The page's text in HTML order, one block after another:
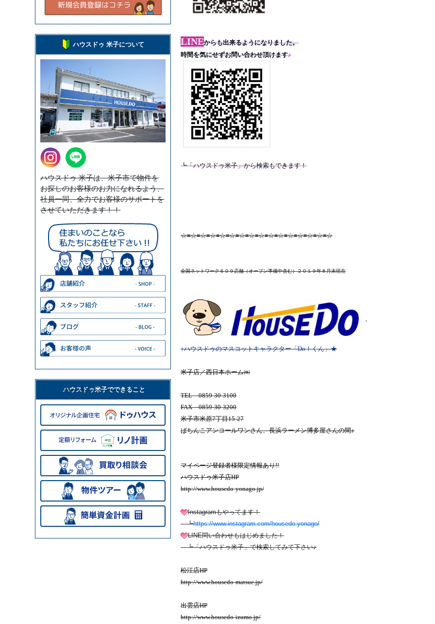
LINEからも出来るようになりました。
時間を気にせずお問い合わせ頂けます♪
┗「ハウスドゥ米子」から検索もできます！
☆≡☆≡☆≡☆≡☆≡☆≡☆≡☆≡☆≡☆≡☆≡☆≡☆≡☆≡☆≡☆
全国ネットワーク６０９店舗（オープン準備中含む）２０１９年８月末現在
↑ハウスドゥのマスコットキャラクター「Do！くん」★
米子店／西日本ホーム㈱
TEL 0859-30-3100
FAX 0859-30-3200
米子市米原7丁目15-27
ぱちんこアンコールワンさん、長浜ラーメン博多屋さんの間♪
マイページ登録者様限定情報あり!!
ハウスドゥ米子店HP
http://www.housedo-yonago.jp/
Instagramもやってます！
┗https://www.instagram.com/housedo.yonago/
LINE問い合わせもはじめました！
┗「ハウスドゥ米子」で検索してみて下さい♪
松江店HP
http://www.housedo-matsue.jp/
出雲店HP
http://www.housedo-izumo.jp/
ハウスドゥ 米子について
ハウスドゥ 米子は、米子市で物件を
お探しのお客様のお力になれるよう、
社員一同、全力でお客様のサポートを
させていただきます！！
ハウスドゥ米子でできること